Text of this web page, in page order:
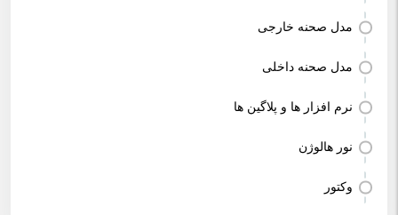
مدل صحنه خارجی
مدل صحنه داخلی
نرم افزار ها و پلاگین ها
نور هالوژن
وکتور